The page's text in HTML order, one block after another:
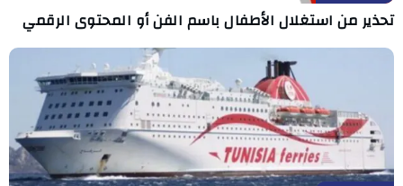
تحذير من استغلال الأطفال باسم الفن أو المحتوى الرقمي